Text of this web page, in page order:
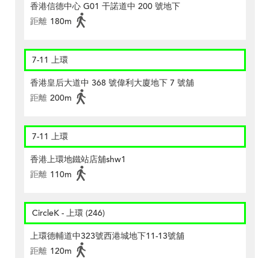
香港信德中心 G01 干諾道中 200 號地下
距離 180m
7-11 上環
香港皇后大道中 368 號偉利大廈地下 7 號舖
距離 200m
7-11 上環
香港上環地鐵站店舖shw1
距離 110m
CircleK - 上環 (246)
上環德輔道中323號西港城地下11-13號舖
距離 120m